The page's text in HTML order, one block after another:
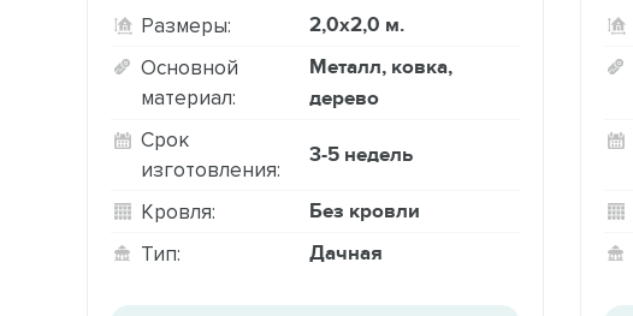
Размеры: 2,0х2,0 м.
Основной
материал:
Металл, ковка,
дерево
Срок
изготовления:
3-5 недель
Кровля: Без кровли
Тип: Дачная